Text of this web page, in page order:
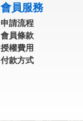
會員服務
申請流程
會員條款
授權費用
付款方式